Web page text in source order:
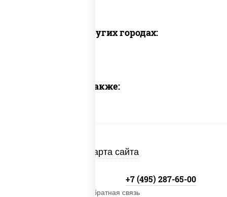
Доставка в других городах:
Предлагаем также:
Карта сайта
+7 (495) 287-65-00
Обратная связь